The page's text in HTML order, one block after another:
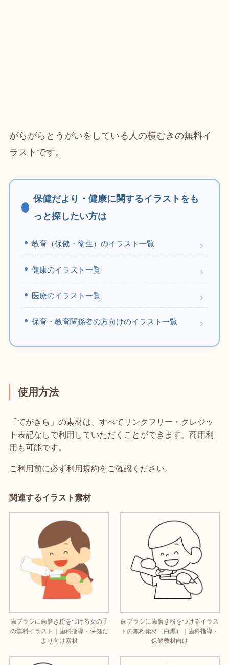
がらがらとうがいをしている人の横むきの無料イ
ラストです。
保健だより・健康に関するイラストをも
っと探したい方は
教育（保健・衛生）のイラスト一覧
健康のイラスト一覧
医療のイラスト一覧
保育・教育関係者の方向けのイラスト一覧
使用方法
「てがきら」の素材は、すべてリンクフリー・クレジッ
ト表記なしで利用していただくことができます。商用利
用も可能です。
ご利用前に必ず利用規約をご確認ください。
関連するイラスト素材
歯ブラシに歯磨き粉をつける女の子
の無料イラスト｜歯科指導・保健だ
より向け素材
歯ブラシに歯磨き粉をつけるイラス
トの無料素材（白黒）｜歯科指導・
保健教材向け